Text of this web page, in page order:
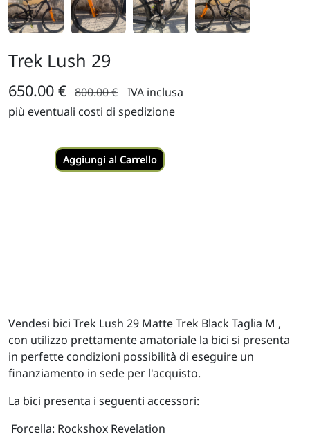
Trek Lush 29
650.00 € 800.00 €
IVA inclusa
più eventuali costi di spedizione
Aggiungi al Carrello
Vendesi bici Trek Lush 29 Matte Trek Black Taglia M ,
con utilizzo prettamente amatoriale la bici si presenta
in perfette condizioni possibilità di eseguire un
finanziamento in sede per l'acquisto.
La bici presenta i seguenti accessori:
Forcella: Rockshox Revelation